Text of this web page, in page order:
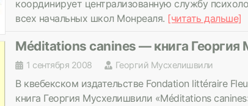
координирует централизованную службу
всех начальных школ Монреаля. [читать дальше]
Méditations canines — книга
1 сентября 2008 Георгий Мусхелишвили
В квебекском издательстве Fondation littéraire
книга Георгия Мусхелишвили «Méditations